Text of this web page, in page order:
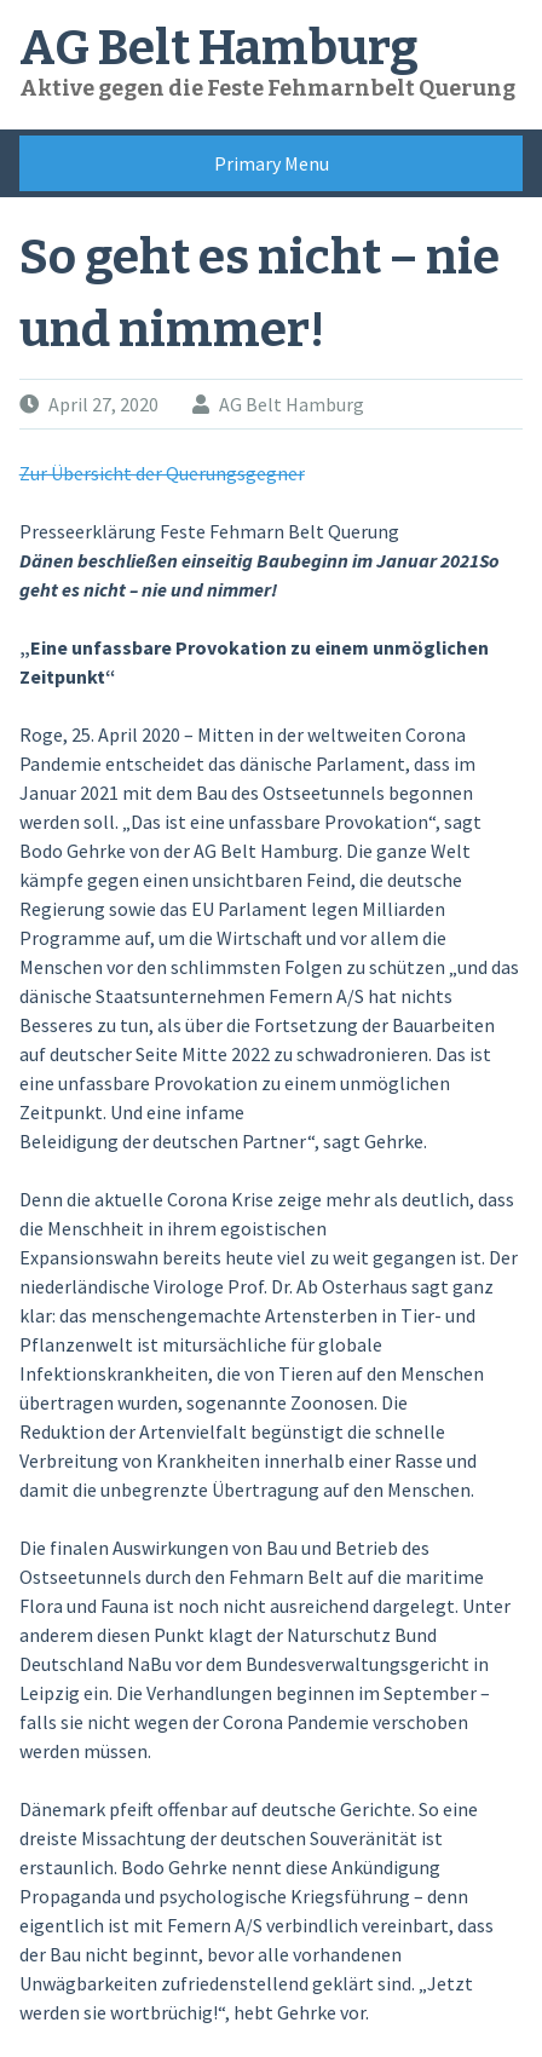
content
AG Belt Hamburg
Aktive gegen die Feste Fehmarnbelt Querung
Primary Menu
So geht es nicht – nie
und nimmer!
April 27, 2020 AG Belt Hamburg
Zur Übersicht der Querungsgegner
Presseerklärung Feste Fehmarn Belt Querung
Dänen beschließen einseitig Baubeginn im Januar 2021So
geht es nicht – nie und nimmer!
„Eine unfassbare Provokation zu einem unmöglichen
Zeitpunkt“
Roge, 25. April 2020 – Mitten in der weltweiten Corona
Pandemie entscheidet das dänische Parlament, dass im
Januar 2021 mit dem Bau des Ostseetunnels begonnen
werden soll. „Das ist eine unfassbare Provokation“, sagt
Bodo Gehrke von der AG Belt Hamburg. Die ganze Welt
kämpfe gegen einen unsichtbaren Feind, die deutsche
Regierung sowie das EU Parlament legen Milliarden
Programme auf, um die Wirtschaft und vor allem die
Menschen vor den schlimmsten Folgen zu schützen „und das
dänische Staatsunternehmen Femern A/S hat nichts
Besseres zu tun, als über die Fortsetzung der Bauarbeiten
auf deutscher Seite Mitte 2022 zu schwadronieren. Das ist
eine unfassbare Provokation zu einem unmöglichen
Zeitpunkt. Und eine infame
Beleidigung der deutschen Partner“, sagt Gehrke.
Denn die aktuelle Corona Krise zeige mehr als deutlich, dass
die Menschheit in ihrem egoistischen
Expansionswahn bereits heute viel zu weit gegangen ist. Der
niederländische Virologe Prof. Dr. Ab Osterhaus sagt ganz
klar: das menschengemachte Artensterben in Tier- und
Pflanzenwelt ist mitursächliche für globale
Infektionskrankheiten, die von Tieren auf den Menschen
übertragen wurden, sogenannte Zoonosen. Die
Reduktion der Artenvielfalt begünstigt die schnelle
Verbreitung von Krankheiten innerhalb einer Rasse und
damit die unbegrenzte Übertragung auf den Menschen.
Die finalen Auswirkungen von Bau und Betrieb des
Ostseetunnels durch den Fehmarn Belt auf die maritime
Flora und Fauna ist noch nicht ausreichend dargelegt. Unter
anderem diesen Punkt klagt der Naturschutz Bund
Deutschland NaBu vor dem Bundesverwaltungsgericht in
Leipzig ein. Die Verhandlungen beginnen im September –
falls sie nicht wegen der Corona Pandemie verschoben
werden müssen.
Dänemark pfeift offenbar auf deutsche Gerichte. So eine
dreiste Missachtung der deutschen Souveränität ist
erstaunlich. Bodo Gehrke nennt diese Ankündigung
Propaganda und psychologische Kriegsführung – denn
eigentlich ist mit Femern A/S verbindlich vereinbart, dass
der Bau nicht beginnt, bevor alle vorhandenen
Unwägbarkeiten zufriedenstellend geklärt sind. „Jetzt
werden sie wortbrüchig!“, hebt Gehrke vor.